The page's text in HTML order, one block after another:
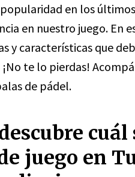
en los
en nuestro juego. En
y características que
te lo pierdas!
de pádel.
cuál
juego en